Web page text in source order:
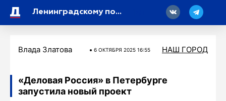
Ленинградскому полку передали в зону СВО гуманитарную помощь и икону
Влада Златова 6 ОКТЯБРЯ 2025 16:55 НАШ ГОРОД
«Деловая Россия» в Петербурге
запустила новый проект